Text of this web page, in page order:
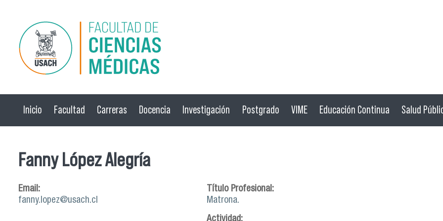
Pasar al contenido principal
Inicio Facultad Carreras Docencia Investigación Postgrado VIME Educación Continua Salud
Fanny López Alegría
Email:
fanny.lopez@usach.cl
Título Profesional:
Matrona.